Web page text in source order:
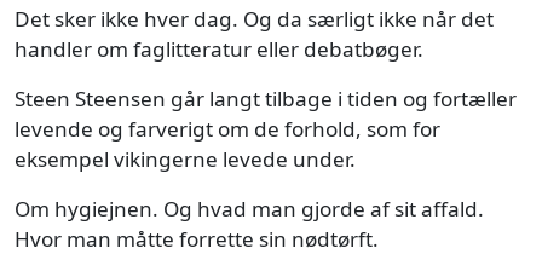
Det sker ikke hver dag. Og da særligt ikke når det
handler om faglitteratur eller debatbøger.
Steen Steensen går langt tilbage i tiden og fortæller
levende og farverigt om de forhold, som for
eksempel vikingerne levede under.
Om hygiejnen. Og hvad man gjorde af sit affald.
Hvor man måtte forrette sin nødtørft.